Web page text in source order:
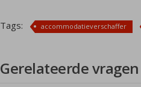
Tags: accommodatieverschaffer
Gerelateerde vragen